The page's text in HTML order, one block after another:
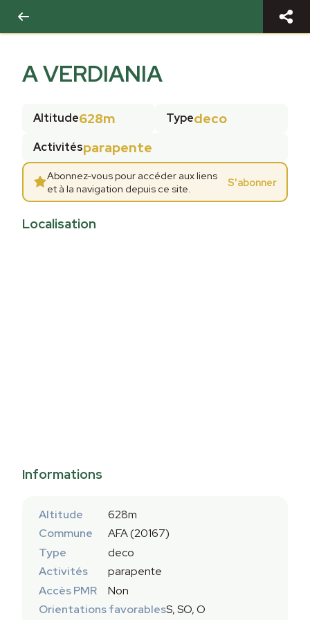
A VERDIANIA
Altitude628m Typedeco
Activitésparapente
Abonnez-vous pour accéder aux liens
et à la navigation depuis ce site.
S'abonner
Localisation
Informations
Altitude
628m
Commune
AFA (20167)
Type
deco
Activités
parapente
Accès PMR
Non
Orientations favorablesS, SO, O